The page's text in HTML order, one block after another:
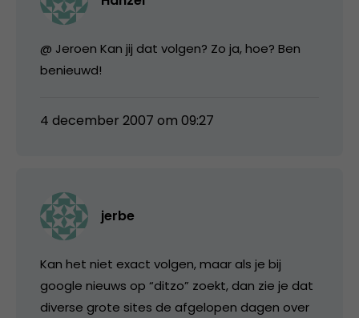
@ Jeroen Kan jij dat volgen? Zo ja, hoe? Ben
benieuwd!
4 december 2007 om 09:27
jerbe
Kan het niet exact volgen, maar als je bij
google nieuws op “ditzo” zoekt, dan zie je dat
diverse grote sites de afgelopen dagen over